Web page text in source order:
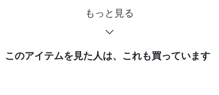
もっと見る
このアイテムを見た人は、これも買っています